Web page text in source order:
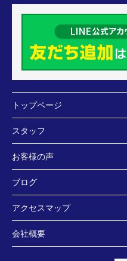
トップページ
スタッフ
お客様の声
ブログ
アクセスマップ
会社概要